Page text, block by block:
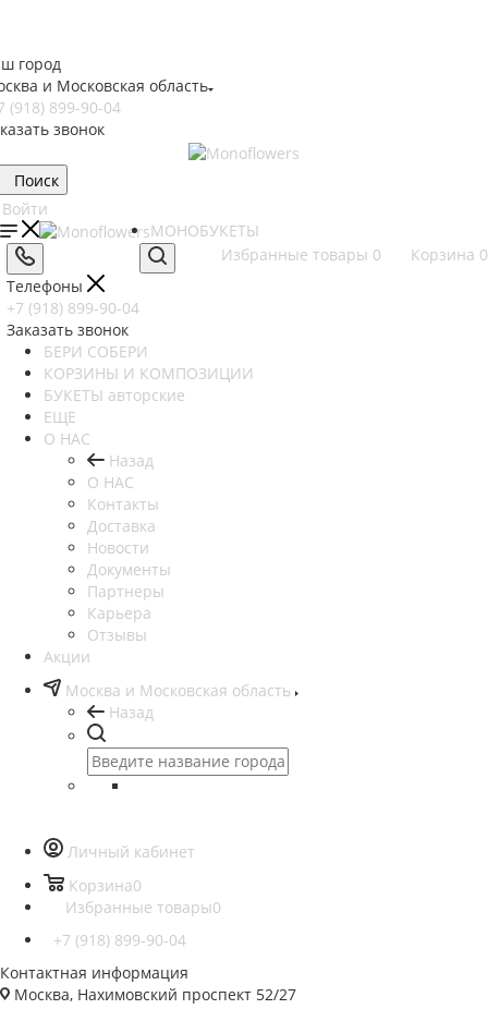
город
и Московская область
(918) 899-90-04
звонок
Поиск
Войти
Избранные товары 0 Корзина 0
Телефоны
+7 (918) 899-90-04
Заказать звонок
МОНОБУКЕТЫ
БЕРИ СОБЕРИ
КОРЗИНЫ И КОМПОЗИЦИИ
БУКЕТЫ авторские
ЕЩЕ
О НАС
Назад
О НАС
Контакты
Доставка
Новости
Документы
Партнеры
Карьера
Отзывы
Акции
Москва и Московская область
Назад
Личный кабинет
Корзина0
Избранные товары0
+7 (918) 899-90-04
Контактная информация
Москва, Нахимовский проспект 52/27